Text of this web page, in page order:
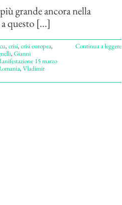
grande ancora nella
questo [...]
,crisi,crisi europea,
,Gianni
15 marzo
,Vladimir
Continua a leggere